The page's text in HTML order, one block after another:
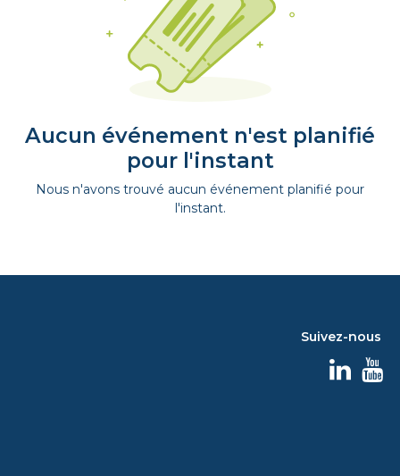
Aucun événement n'est planifié
pour l'instant
Nous n'avons trouvé aucun événement planifié pour
l'instant.
Suivez-nous